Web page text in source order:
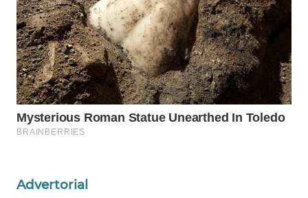
Advertorial
NEWS
SITUNGIR
NEWS
SIDIKALANG